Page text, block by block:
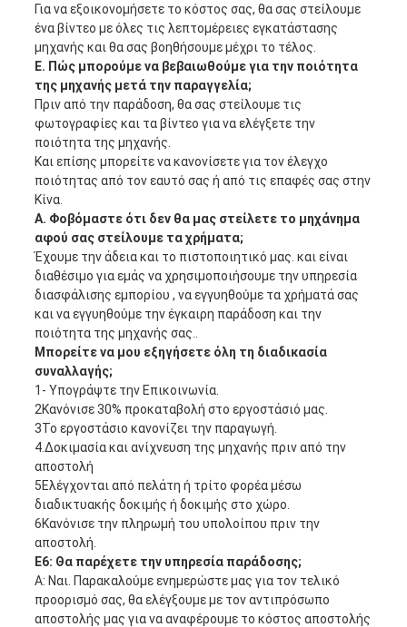
Για να εξοικονομήσετε το κόστος σας, θα σας στείλουμε
ένα βίντεο με όλες τις λεπτομέρειες εγκατάστασης
μηχανής και θα σας βοηθήσουμε μέχρι το τέλος.
Ε. Πώς μπορούμε να βεβαιωθούμε για την ποιότητα
της μηχανής μετά την παραγγελία;
Πριν από την παράδοση, θα σας στείλουμε τις
φωτογραφίες και τα βίντεο για να ελέγξετε την
ποιότητα της μηχανής.
Και επίσης μπορείτε να κανονίσετε για τον έλεγχο
ποιότητας από τον εαυτό σας ή από τις επαφές σας στην
Κίνα.
Α. Φοβόμαστε ότι δεν θα μας στείλετε το μηχάνημα
αφού σας στείλουμε τα χρήματα;
Έχουμε την άδεια και το πιστοποιητικό μας. και είναι
διαθέσιμο για εμάς να χρησιμοποιήσουμε την υπηρεσία
διασφάλισης εμπορίου , να εγγυηθούμε τα χρήματά σας
και να εγγυηθούμε την έγκαιρη παράδοση και την
ποιότητα της μηχανής σας..
Μπορείτε να μου εξηγήσετε όλη τη διαδικασία
συναλλαγής;
1- Υπογράψτε την Επικοινωνία.
2Κανόνισε 30% προκαταβολή στο εργοστάσιό μας.
3Το εργοστάσιο κανονίζει την παραγωγή.
4.Δοκιμασία και ανίχνευση της μηχανής πριν από την
αποστολή
5Ελέγχονται από πελάτη ή τρίτο φορέα μέσω
διαδικτυακής δοκιμής ή δοκιμής στο χώρο.
6Κανόνισε την πληρωμή του υπολοίπου πριν την
αποστολή.
Ε6: Θα παρέχετε την υπηρεσία παράδοσης;
Α: Ναι. Παρακαλούμε ενημερώστε μας για τον τελικό
προορισμό σας, θα ελέγξουμε με τον αντιπρόσωπο
αποστολής μας για να αναφέρουμε το κόστος αποστολής